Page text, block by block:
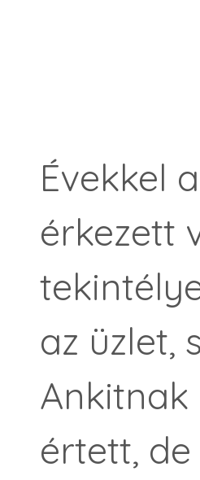
Évekkel
érkezett
az üzlet,
Ankitnak
értett,